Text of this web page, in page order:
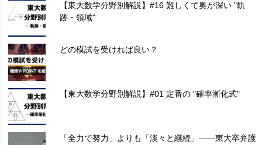
【東大数学分野別解説】#16 難しくて奥が深い "軌
跡・領域"
どの模試を受ければ良い？
【東大数学分野別解説】#01 定番の "確率漸化式"
「全力で努力」よりも「淡々と継続」——東大卒弁護